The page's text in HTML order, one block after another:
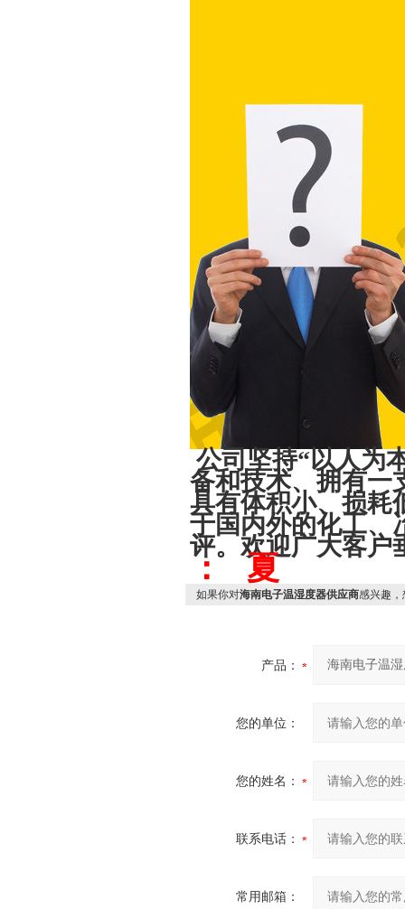
公司坚持“以人为
备和技术、拥有一
具有体积小、损耗
于国内外的化工、
评。欢迎广大客户
： 夏
如果你对海南电子温湿度器供应商感兴趣，
产品：
您的单位：
您的姓名：
联系电话：
常用邮箱：